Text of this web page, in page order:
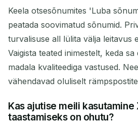
Keela otsesõnumites 'Luba
peatada soovimatud sõnumid.
turvalisuse all lülita välja leitavus
Vaigista teated inimestelt, keda
madala kvaliteediga vastused.
vähendavad oluliselt
Kas ajutise meili kasutamine
taastamiseks on ohutu?